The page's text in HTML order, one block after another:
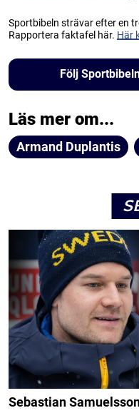
Sportbibeln strävar efter en
Rapportera faktafel här. Här
Följ
Läs mer om...
Armand Duplantis
Sebastian